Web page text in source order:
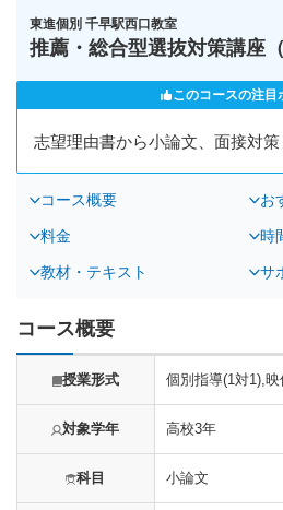
東進個別 千早駅西口教室
推薦・総合型選抜対策講座
このコースの注目
志望理由書から小論文、面接対
コース概要 お
料金 時
教材・テキスト サ
コース概要
授業形式 個別指導(1対1),
対象学年 高校3年
科目 小論文